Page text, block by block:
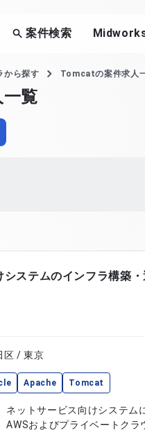
案件検索
から探す Tomcatの案件求人
覧
システムのインフラ構築・
区 / 東京
Apache Tomcat
ネットサービス向けシステ
AWSおよびプライベートク